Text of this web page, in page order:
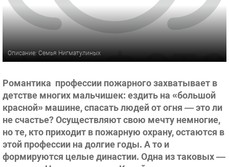
Описание: Семья Нигматулиных
Романтика профессии пожарного захватывает в
детстве многих мальчишек: ездить на «большой
красной» машине, спасать людей от огня — это ли
не счастье? Осуществляют свою мечту немногие,
но те, кто приходит в пожарную охрану, остаются в
этой профессии на долгие годы. А то и
формируются целые династии. Одна из таковых —